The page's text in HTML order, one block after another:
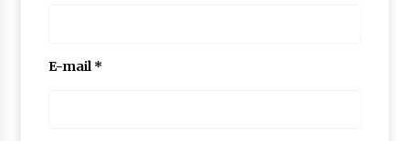
E-mail*